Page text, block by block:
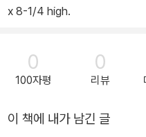
x 8-1/4 high.
0
100자평
0
리뷰
이 책에 내가 남긴 글